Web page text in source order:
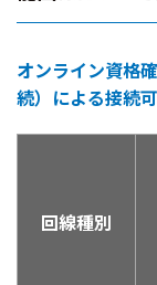
オンライン資格
続）による接続可
回線種別